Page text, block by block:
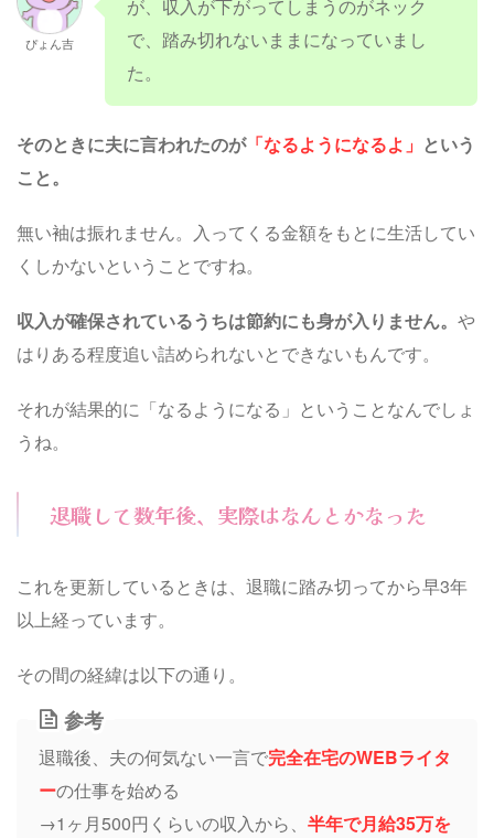
ぴょん吉
が、収入が下がってしまうのがネック
で、踏み切れないままになっていまし
た。
そのときに夫に言われたのが「なるようになるよ」 という
こと。
無い袖は振れません。入ってくる金額をもとに生活してい
くしかないということですね。
収入が確保されているうちは節約にも身が入りません。 や
はりある程度追い詰められないとできないもんです。
それが結果的に「なるようになる」ということなんでしょ
うね。
退職して数年後、実際はなんとかなった
これを更新しているときは、退職に踏み切ってから早3年
以上経っています。
その間の経緯は以下の通り。
参考
退職後、夫の何気ない一言で完全在宅のWEBライタ
ーの仕事を始める
→1ヶ月500円くらいの収入から、 半年で月給35万を